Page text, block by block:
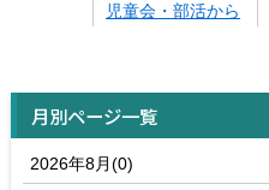
児童会・部活から
月別ページ一覧
2026年8月(0)